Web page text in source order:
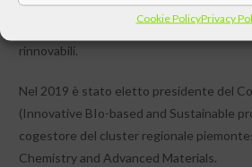
Cookie PolicyPrivacy
Si occupa di immunologia di carboidrati,
radioterapiche antitumorali innovative e
rinnovabili.
Nel 2019 è stato eletto presidente del
(Innovative BIo-based and Sustainable
cogestore del cluster regionale
Chemistry and Advanced Materials.